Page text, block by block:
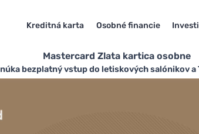
Kreditná karta Osobné financie
Mastercard Zlata kartica osobne
bezplatný vstup do letiskových salónikov